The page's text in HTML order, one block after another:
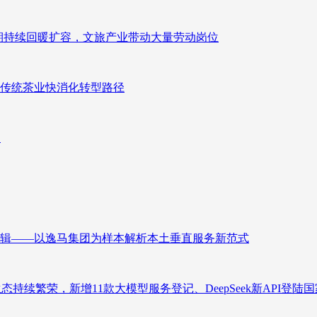
续回暖扩容，文旅产业带动大量劳动岗位
统茶业快消化转型路径
——以逸马集团为样本解析本土垂直服务新范式
续繁荣，新增11款大模型服务登记、DeepSeek新API登陆